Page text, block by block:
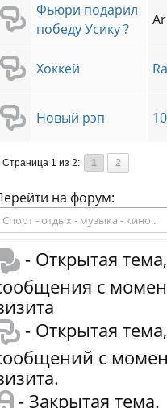
Фьюри подарил
победу Усику ?
Хоккей
Новый рэп
Страница 1 из 2: 1 2
на форум:
- Открытая
с
- Открытая
с
- Закрытая тема.